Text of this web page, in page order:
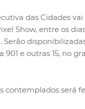
das Cidades
Show, entre os
Serão
901 e outras 15, no
contemplados será